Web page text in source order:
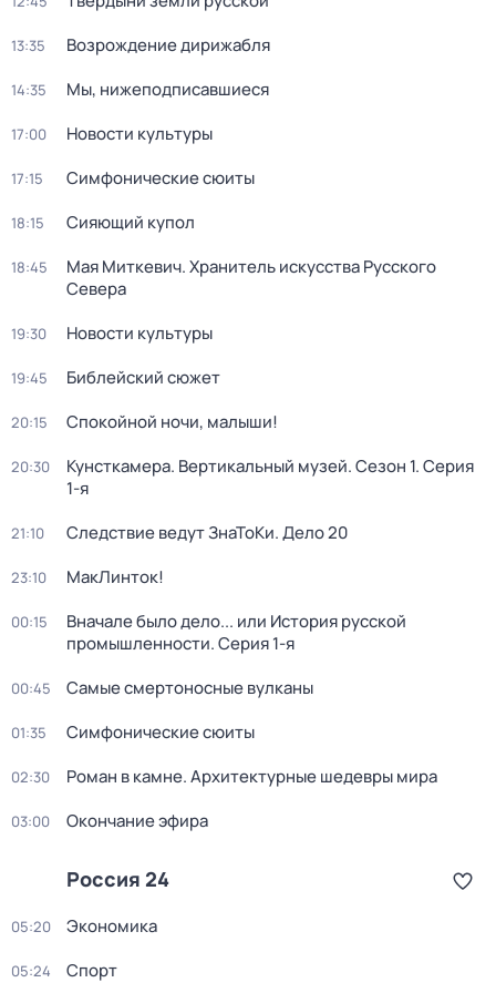
13:35 Возрождение дирижабля
14:35 Мы, нижеподписавшиеся
17:00 Новости культуры
17:15 Симфонические сюиты
18:15 Сияющий купол
18:45
Мая Миткевич. Хранитель искусства Русского
Севера
19:30 Новости культуры
19:45 Библейский сюжет
20:15 Спокойной ночи, малыши!
20:30 Кунсткамера. Вертикальный музей. Сезон 1. Серия
1-я
21:10 Следствие ведут ЗнаТоКи. Дело 20
23:10 МакЛинток!
00:15
Вначале было дело... или История русской
промышленности. Серия 1-я
00:45 Самые смертоносные вулканы
01:35 Симфонические сюиты
02:30 Роман в камне. Архитектурные шедевры мира
03:00 Окончание эфира
Россия 24
05:20 Экономика
05:24 Спорт